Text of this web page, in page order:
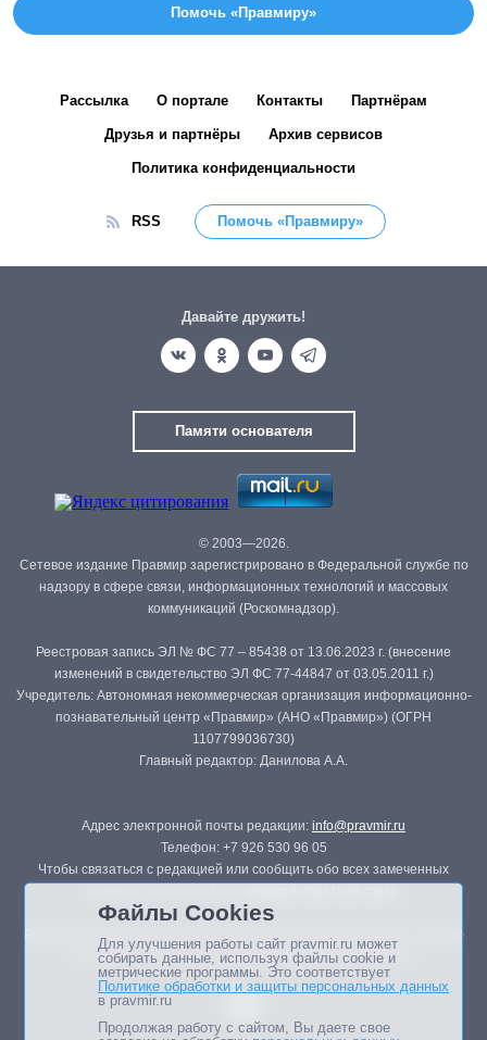
Помочь «Правмиру»
Рассылка О портале Контакты Партнёрам
Друзья и партнёры Архив сервисов
Политика конфиденциальности
RSS Помочь «Правмиру»
Давайте дружить!
Памяти основателя
© 2003—2026.
Сетевое издание Правмир зарегистрировано в Федеральной службе по
надзору в сфере связи, информационных технологий и массовых
коммуникаций (Роскомнадзор).
Реестровая запись ЭЛ № ФС 77 – 85438 от 13.06.2023 г. (внесение
изменений в свидетельство ЭЛ ФС 77-44847 от 03.05.2011 г.)
Учредитель: Автономная некоммерческая организация информационно-
познавательный центр «Правмир» (АНО «Правмир») (ОГРН
1107799036730)
Главный редактор: Данилова А.А.
Адрес электронной почты редакции: info@pravmir.ru
Телефон: +7 926 530 96 05
Чтобы связаться с редакцией или сообщить обо всех замеченных
Републикация материалов сайта в печатных изданиях (книгах, прессе)
возможна только с письменного разрешения редакции.
Файлы Cookies
Для улучшения работы сайт pravmir.ru может
собирать данные, используя файлы cookie и
метрические программы. Это соответствует
Политике обработки и защиты персональных данных
в pravmir.ru
Продолжая работу с сайтом, Вы даете свое